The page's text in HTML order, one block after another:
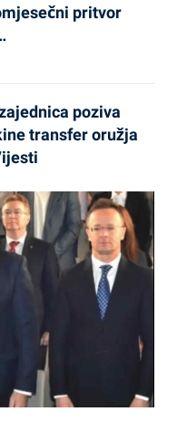
pritvor
poziva
transfer oružja